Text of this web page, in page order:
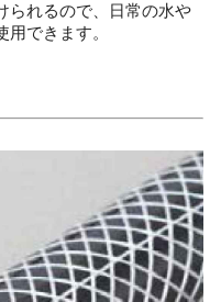
られるので、日常の水や
できます。